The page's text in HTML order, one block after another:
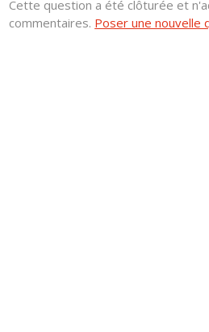
Cette question a été clôturée et
commentaires. Poser une nouvelle